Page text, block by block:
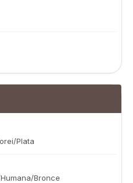
Plata
Bronce